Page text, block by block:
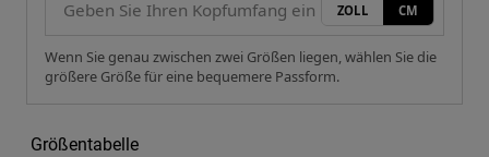
ZOLL CM
Wenn Sie genau zwischen zwei Größen liegen, wählen Sie die
größere Größe für eine bequemere Passform.
Größentabelle